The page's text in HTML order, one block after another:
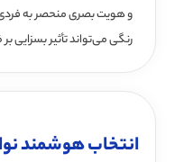
و هویت بصری منحصر به فردی
رنگی می‌تواند تأثیر بسزایی
انتخاب هوشمند